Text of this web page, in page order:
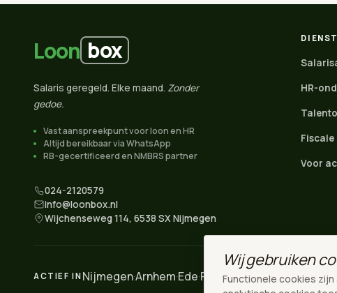
Loon box
Salaris geregeld. Elke maand. Zonder
gedoe.
Vast aanspreekpunt voor loon en HR
Altijd bereikbaar via WhatsApp
RB-gecertificeerd en NMBRS partner
024-2120579
info@loonbox.nl
Wijchenseweg 114, 6538 SX Nijmegen
HR-
Voor
ACTIEF IN Nijmegen·Arnhem·Ede·Rivierenland·Wijchen·
Wij gebruiken
Functionele cookies